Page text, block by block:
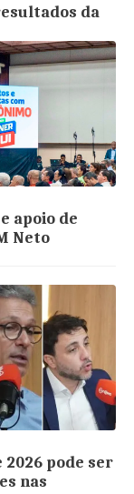
da
apoio de
Neto
pode ser
nas